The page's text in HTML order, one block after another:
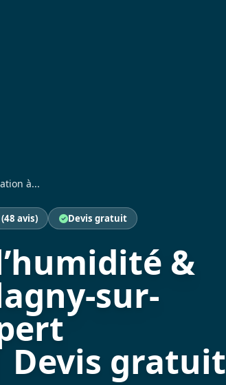
à...
avis) Devis gratuit
&
sur-
gratuit